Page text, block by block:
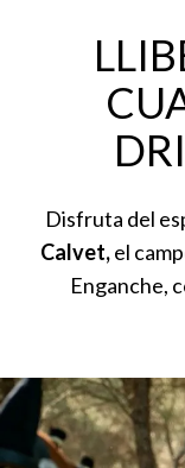
Disfruta del
Calvet,el
Enganche,